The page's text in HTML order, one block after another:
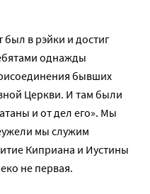
в рэйки и достиг
однажды
бывших
Церкви. И там были
и от дел его». Мы
мы служим
Киприана и Иустины
не первая.